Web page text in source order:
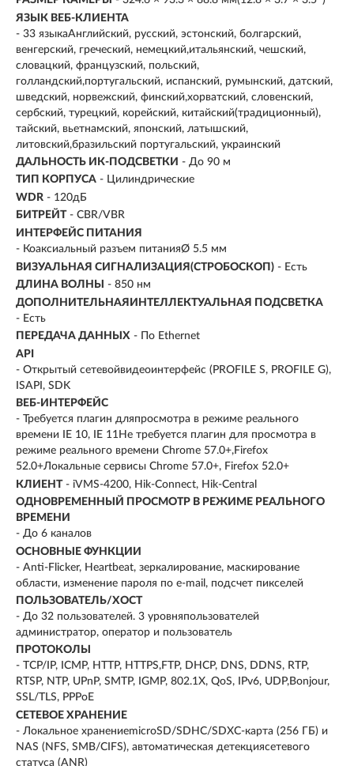
ЯЗЫК ВЕБ-КЛИЕНТА
- 33 языкаАнглийский, русский, эстонский, болгарский,
венгерский, греческий, немецкий,итальянский, чешский,
словацкий, французский, польский,
голландский,португальский, испанский, румынский, датский,
шведский, норвежский, финский,хорватский, словенский,
сербский, турецкий, корейский, китайский(традиционный),
тайский, вьетнамский, японский, латышский,
литовский,бразильский португальский, украинский
ДАЛЬНОСТЬ ИК-ПОДСВЕТКИ - До 90 м
ТИП КОРПУСА - Цилиндрические
WDR - 120дБ
БИТРЕЙТ - CBR/VBR
ИНТЕРФЕЙС ПИТАНИЯ
- Коаксиальный разъем питанияØ 5.5 мм
ВИЗУАЛЬНАЯ СИГНАЛИЗАЦИЯ(СТРОБОСКОП) - Есть
ДЛИНА ВОЛНЫ
- 850 нм
ДОПОЛНИТЕЛЬНАЯИНТЕЛЛЕКТУАЛЬНАЯ ПОДСВЕТКА
- Есть
ПЕРЕДАЧА ДАННЫХ - По Ethernet
API
- Открытый сетевойвидеоинтерфейс (PROFILE S, PROFILE G),
ISAPI, SDK
ВЕБ-ИНТЕРФЕЙС
- Требуется плагин дляпросмотра в режиме реального
времени IE 10, IE 11Не требуется плагин для просмотра в
режиме реального времени Chrome 57.0+,Firefox
52.0+Локальные сервисы Chrome 57.0+, Firefox 52.0+
КЛИЕНТ - iVMS-4200, Hik-Connect, Hik-Central
ОДНОВРЕМЕННЫЙ ПРОСМОТР В РЕЖИМЕ РЕАЛЬНОГО
ВРЕМЕНИ
- До 6 каналов
ОСНОВНЫЕ ФУНКЦИИ
- Anti-Flicker, Heartbeat, зеркалирование, маскирование
области, изменение пароля по e-mail, подсчет пикселей
ПОЛЬЗОВАТЕЛЬ/ХОСТ
- До 32 пользователей. 3 уровняпользователей
администратор, оператор и пользователь
ПРОТОКОЛЫ
- TCP/IP, ICMP, HTTP, HTTPS,FTP, DHCP, DNS, DDNS, RTP,
RTSP, NTP, UPnP, SMTP, IGMP, 802.1X, QoS, IPv6, UDP,Bonjour,
SSL/TLS, PPPoE
СЕТЕВОЕ ХРАНЕНИЕ
- Локальное хранениеmicroSD/SDHC/SDXC-карта (256 ГБ) и
NAS (NFS, SMB/CIFS), автоматическая детекциясетевого
статуса (ANR)